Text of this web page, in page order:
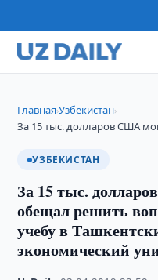
Главная›Узбекистан›
За 15 тыс. долларов США
УЗБЕКИСТАН
За 15 тыс.
обещал решить
учебу в
экономический